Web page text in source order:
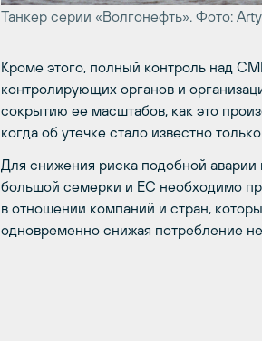
Танкер серии «Волгонефть». Фото:
Кроме этого, полный контроль над
контролирующих органов и
сокрытию ее масштабов, как это
когда об утечке стало известно
Для снижения риска подобной
большой семерки и ЕС необходимо
в отношении компаний и стран,
одновременно снижая потребление